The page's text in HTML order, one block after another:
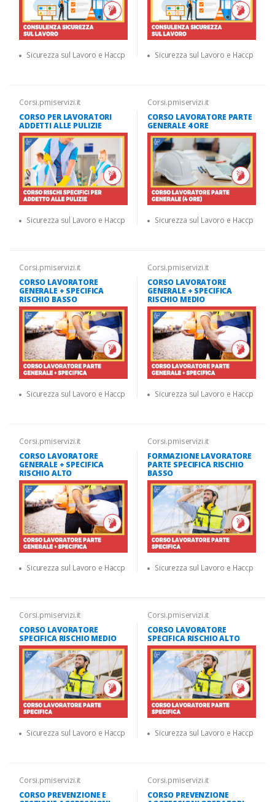
Sicurezza sul Lavoro e Haccp Sicurezza sul Lavoro e Haccp
Corsi.pmiservizi.it
CORSO PER LAVORATORI
ADDETTI ALLE PULIZIE
Sicurezza sul Lavoro e Haccp
Corsi.pmiservizi.it
CORSO LAVORATORE PARTE
GENERALE 4 ORE
Sicurezza sul Lavoro e Haccp
Corsi.pmiservizi.it
CORSO LAVORATORE
GENERALE + SPECIFICA
RISCHIO BASSO
Sicurezza sul Lavoro e Haccp
Corsi.pmiservizi.it
CORSO LAVORATORE
GENERALE + SPECIFICA
RISCHIO MEDIO
Sicurezza sul Lavoro e Haccp
Corsi.pmiservizi.it
CORSO LAVORATORE
GENERALE + SPECIFICA
RISCHIO ALTO
Sicurezza sul Lavoro e Haccp
Corsi.pmiservizi.it
FORMAZIONE LAVORATORE
PARTE SPECIFICA RISCHIO
BASSO
Sicurezza sul Lavoro e Haccp
Corsi.pmiservizi.it
CORSO LAVORATORE
SPECIFICA RISCHIO MEDIO
Sicurezza sul Lavoro e Haccp
Corsi.pmiservizi.it
CORSO LAVORATORE
SPECIFICA RISCHIO ALTO
Sicurezza sul Lavoro e Haccp
Corsi.pmiservizi.it
CORSO PREVENZIONE E
Corsi.pmiservizi.it
CORSO PREVENZIONE